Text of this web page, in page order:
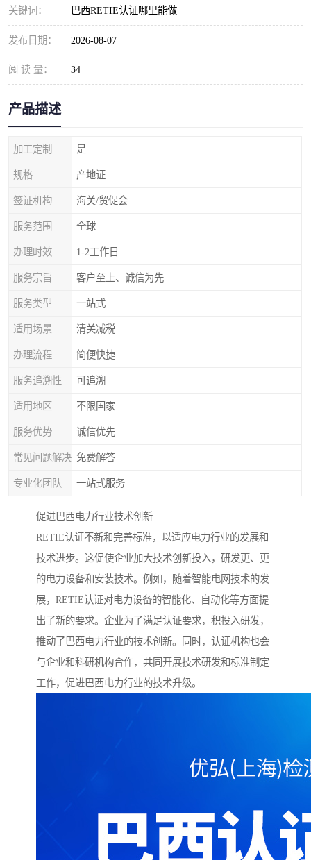
关键词： 巴西RETIE认证哪里能做
发布日期： 2026-08-07
阅 读 量： 34
产品描述
加工定制 是
规格 产地证
签证机构 海关/贸促会
服务范围 全球
办理时效 1-2工作日
服务宗旨 客户至上、诚信为先
服务类型 一站式
适用场景 清关减税
办理流程 简便快捷
服务追溯性 可追溯
适用地区 不限国家
服务优势 诚信优先
常见问题解决 免费解答
专业化团队 一站式服务
促进巴西电力行业技术创新
RETIE认证不新和完善标准，以适应电力行业的发展和
技术进步。这促使企业加大技术创新投入，研发更、更
的电力设备和安装技术。例如，随着智能电网技术的发
展，RETIE认证对电力设备的智能化、自动化等方面提
出了新的要求。企业为了满足认证要求，积投入研发，
推动了巴西电力行业的技术创新。同时，认证机构也会
与企业和科研机构合作，共同开展技术研发和标准制定
工作，促进巴西电力行业的技术升级。